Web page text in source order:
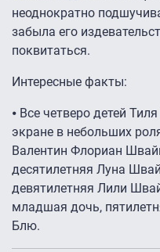
неоднократно
забыла его
поквитаться.
Интересные факты:
⦁ Все четверо детей
экране в небольших
Валентин Флориан
десятилетняя Луна
девятилетняя Лили
младшая дочь,
Блю.